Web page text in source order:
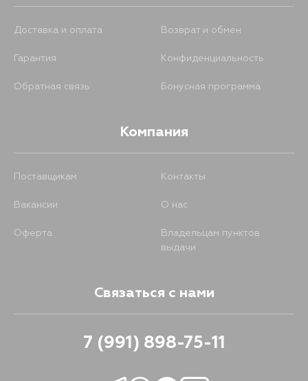
15 августа 845
Доставка и оплата Возврат и обмен
Гарантия Конфиденциальность
Обратная связь Бонусная программа
Компания
Поставщикам Контакты
Вакансии О нас
Оферта
Владельцам пунктов
выдачи
Связаться с нами
7 (991) 898-75-11